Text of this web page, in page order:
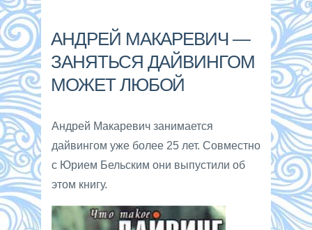
АНДРЕЙ МАКАРЕВИЧ —
ЗАНЯТЬСЯ ДАЙВИНГОМ
МОЖЕТ ЛЮБОЙ
Андрей Макаревич занимается
дайвингом уже более 25 лет. Совместно
с Юрием Бельским они выпустили об
этом книгу.